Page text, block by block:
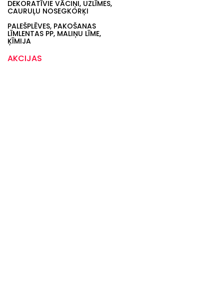
DEKORATĪVIE VĀCIŅI, UZLĪMES,
CAURUĻU NOSEGKORĶI
PALEŠPLĒVES, PAKOŠANAS
LĪMLENTAS PP, MALIŅU LĪME,
ĶĪMIJA
AKCIJAS